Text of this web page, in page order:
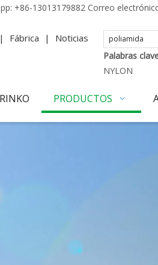
+86-13013179882 Correo
| Fábrica | Noticias
Palabras
NYLON
PRODUCTOS